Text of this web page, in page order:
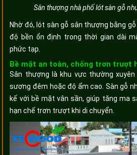
Sân thượng nhà phố lót sàn gỗ
Nhờ đó, lót sàn gỗ sân thượng bằng
độ bền ổn định trong thời gian dài
phức tạp.
Bề mặt an toàn, chống trơn trượt
Sân thượng là khu vực thường
sương đêm hoặc độ ẩm cao. Sàn gỗ
kế với bề mặt vân sần, giúp tăng ma
hạn chế trơn trượt khi di chuyển.